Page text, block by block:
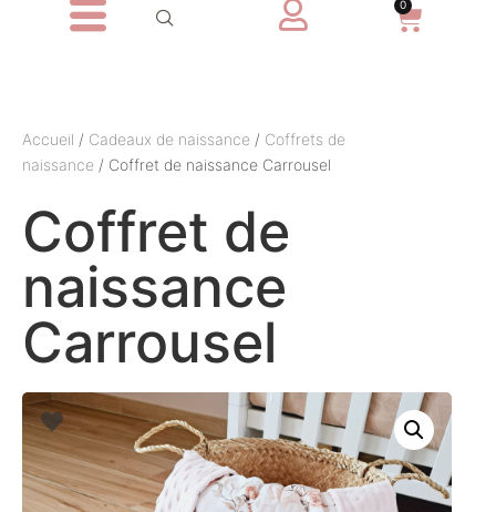
0
Accueil / Cadeaux de naissance / Coffrets de
naissance / Coffret de naissance Carrousel
Coffret de
naissance
Carrousel